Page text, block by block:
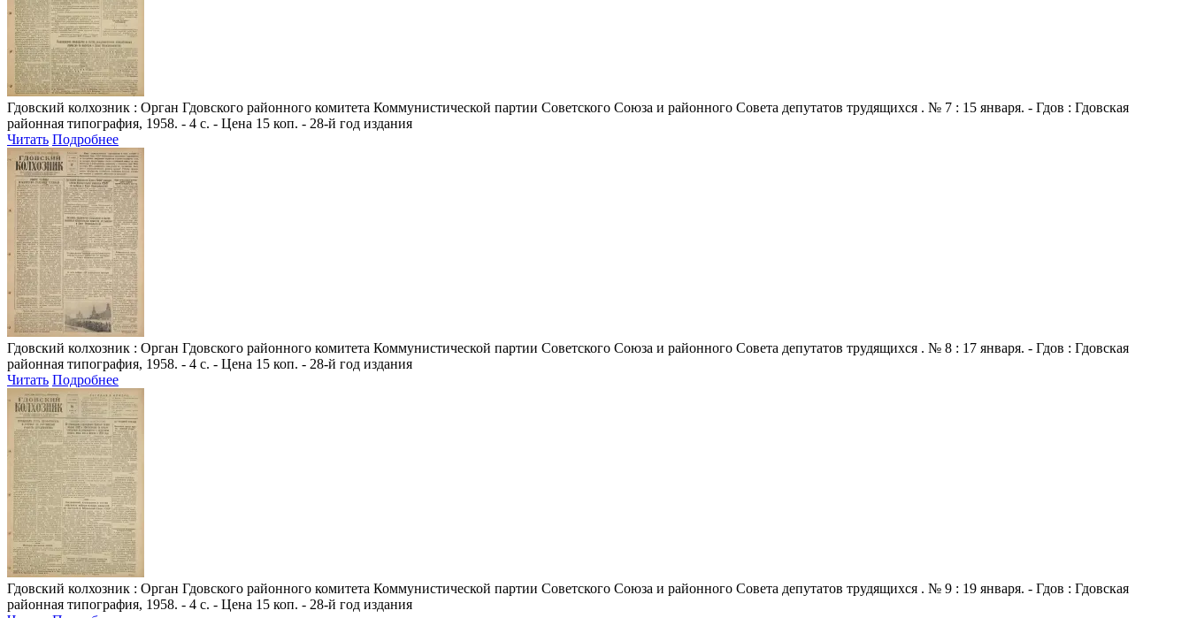
Гдовский колхозник : Орган Гдовского районного комитета Коммунистической партии Советского Союза и районного Совета депутатов трудящихся . № 7 : 15 января. - Гдов : Гдовская
районная типография, 1958. - 4 с. - Цена 15 коп. - 28-й год издания
Читать Подробнее
Гдовский колхозник : Орган Гдовского районного комитета Коммунистической партии Советского Союза и районного Совета депутатов трудящихся . № 8 : 17 января. - Гдов : Гдовская
районная типография, 1958. - 4 с. - Цена 15 коп. - 28-й год издания
Читать Подробнее
Гдовский колхозник : Орган Гдовского районного комитета Коммунистической партии Советского Союза и районного Совета депутатов трудящихся . № 9 : 19 января. - Гдов : Гдовская
районная типография, 1958. - 4 с. - Цена 15 коп. - 28-й год издания